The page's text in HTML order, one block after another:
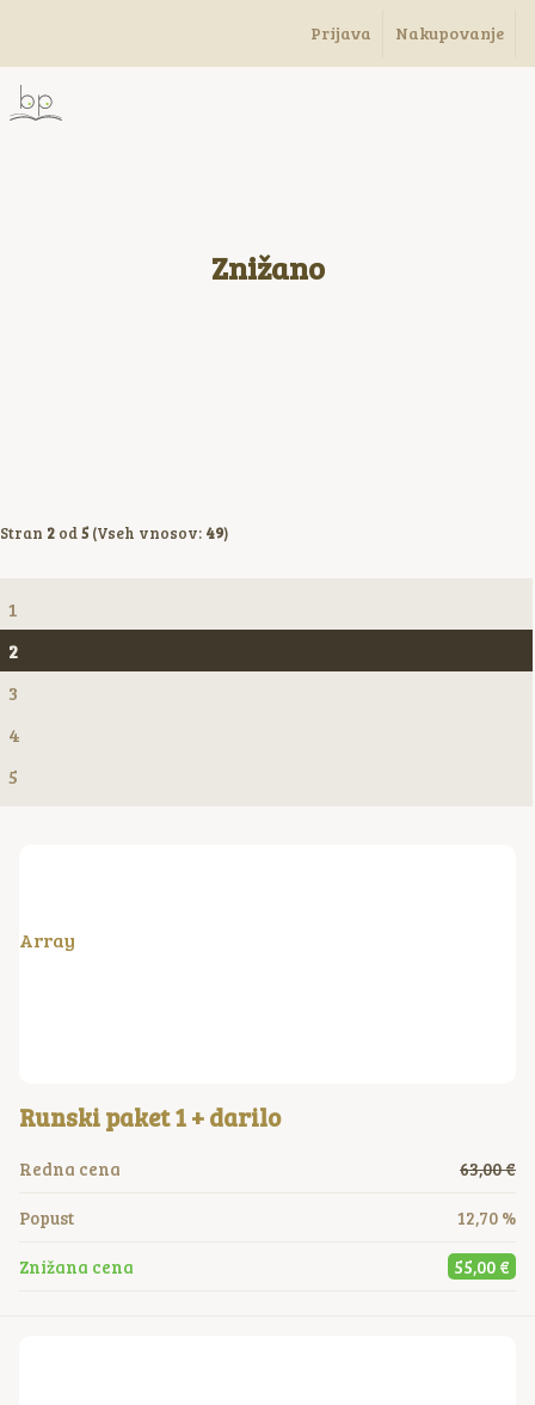
Prijava Nakupovanje
Znižano
Stran 2 od5 (Vseh vnosov: 49)
1
2
3
4
5
Array
Runski paket 1 + darilo
Redna cena 63,00 €
Popust 12,70 %
Znižana cena 55,00 €